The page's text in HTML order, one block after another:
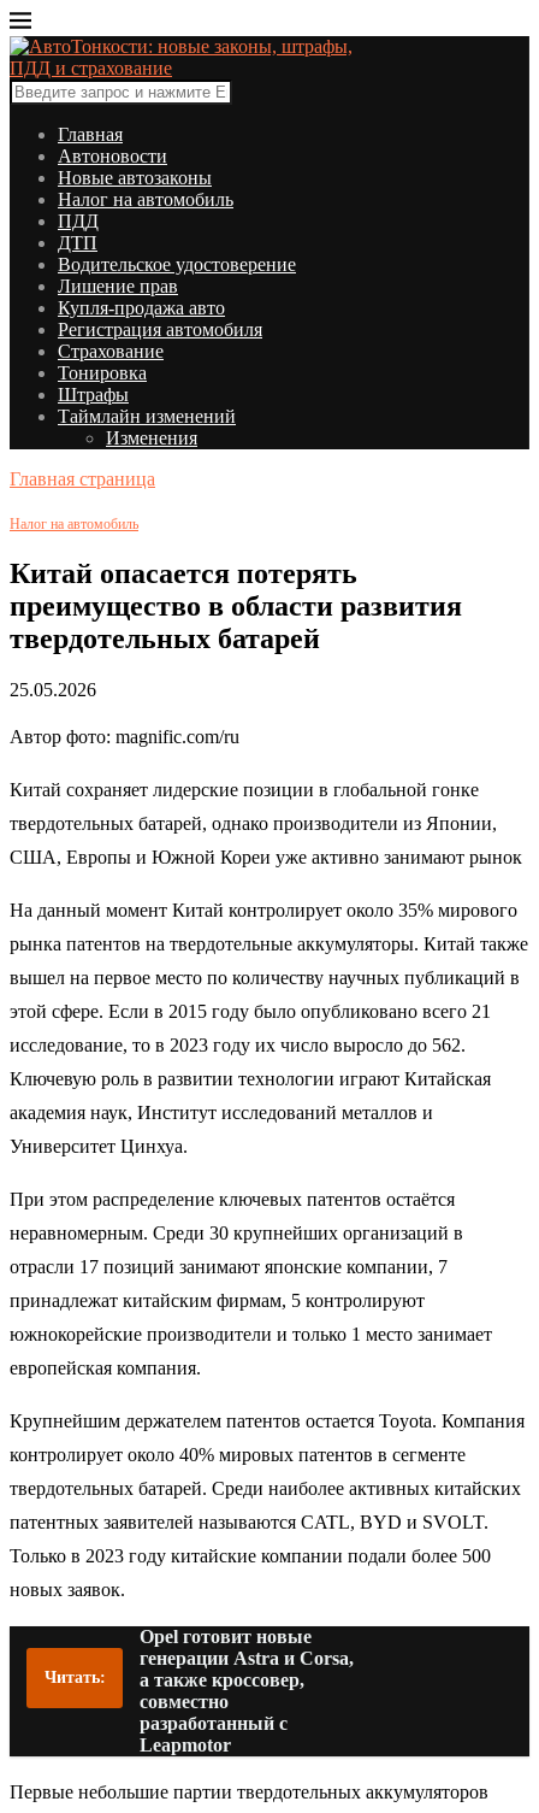
Главная
Автоновости
Новые автозаконы
Налог на автомобиль
ПДД
ДТП
Водительское удостоверение
Лишение прав
Купля-продажа авто
Регистрация автомобиля
Страхование
Тонировка
Штрафы
Таймлайн изменений
Изменения
Главная страница
Налог на автомобиль
Китай опасается потерять
преимущество в области развития
твердотельных батарей
25.05.2026
Автор фото: magnific.com/ru
Китай сохраняет лидерские позиции в глобальной гонке
твердотельных батарей, однако производители из Японии,
США, Европы и Южной Кореи уже активно занимают рынок
На данный момент Китай контролирует около 35% мирового
рынка патентов на твердотельные аккумуляторы. Китай также
вышел на первое место по количеству научных публикаций в
этой сфере. Если в 2015 году было опубликовано всего 21
исследование, то в 2023 году их число выросло до 562.
Ключевую роль в развитии технологии играют Китайская
академия наук, Институт исследований металлов и
Университет Цинхуа.
При этом распределение ключевых патентов остаётся
неравномерным. Среди 30 крупнейших организаций в
отрасли 17 позиций занимают японские компании, 7
принадлежат китайским фирмам, 5 контролируют
южнокорейские производители и только 1 место занимает
европейская компания.
Крупнейшим держателем патентов остается Toyota. Компания
контролирует около 40% мировых патентов в сегменте
твердотельных батарей. Среди наиболее активных китайских
патентных заявителей называются CATL, BYD и SVOLT.
Только в 2023 году китайские компании подали более 500
новых заявок.
Читать:
Opel готовит новые
генерации Astra и Corsa,
а также кроссовер,
совместно
разработанный с
Leapmotor
Первые небольшие партии твердотельных аккумуляторов